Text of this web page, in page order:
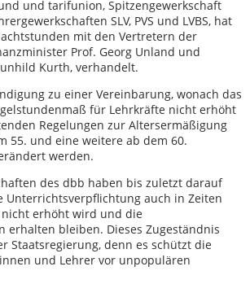
und tarifunion, Spitzengewerkschaft
SLV, PVS und LVBS, hat
mit den Vertretern der
Prof. Georg Unland und
Kurth, verhandelt.
zu einer Vereinbarung, wonach das
für Lehrkräfte nicht erhöht
Regelungen zur Altersermäßigung
55. und eine weitere ab dem 60.
werden.
des dbb haben bis zuletzt darauf
Unterrichtsverpflichtung auch in Zeiten
erhöht wird und die
erhalten bleiben. Dieses Zugeständnis
Staatsregierung, denn es schützt die
und Lehrer vor unpopulären